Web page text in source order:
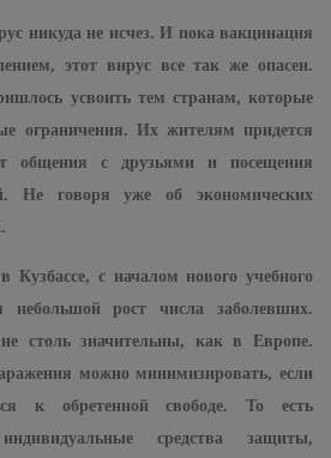
никуда не исчез. И пока вакцинация
этот вирус все так же опасен.
усвоить тем странам, которые
ограничения. Их жителям придется
общения с друзьями и посещения
Не говоря уже об экономических
с началом нового учебного
небольшой рост числа заболевших.
столь значительны, как в Европе.
можно минимизировать, если
к обретенной свободе. То есть
средства защиты,